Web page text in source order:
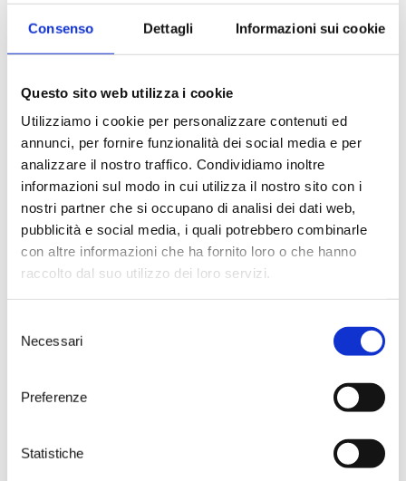
Consenso Dettagli Informazioni sui cookie
Questo sito web utilizza i cookie
Utilizziamo i cookie per personalizzare contenuti ed
annunci, per fornire funzionalità dei social media e per
analizzare il nostro traffico. Condividiamo inoltre
informazioni sul modo in cui utilizza il nostro sito con i
nostri partner che si occupano di analisi dei dati web,
pubblicità e social media, i quali potrebbero combinarle
con altre informazioni che ha fornito loro o che hanno
raccolto dal suo utilizzo dei loro servizi.
delNecessari
Preferenze
Statistiche
Marion Cotillard.
Il film è ambientato in Provenza,
Francia votata al vino e la
emozionante.
Si prosegue con “Sideways – In
Viaggio con Jack”.
Film del regista Alexander Payne,
è interpretato da Paul Giamatti e
Thomas Haden Church ed è
basato sull’omonimo romanzo
del 2004 di Rex Pickett.
I due si ritrovano in un insolito
viaggio è la zona vinicola di Santa
Ultima tappa del viaggio
romantica interpretata da una